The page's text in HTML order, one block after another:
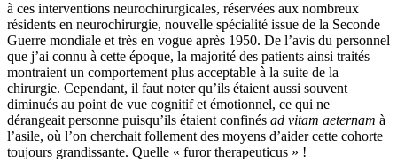
à ces interventions neurochirurgicales, réservées aux nombreux
résidents en neurochirurgie, nouvelle spécialité issue de la Seconde
Guerre mondiale et très en vogue après 1950. De l’avis du personnel
que j’ai connu à cette époque, la majorité des patients ainsi traités
montraient un comportement plus acceptable à la suite de la
chirurgie. Cependant, il faut noter qu’ils étaient aussi souvent
diminués au point de vue cognitif et émotionnel, ce qui ne
dérangeait personne puisqu’ils étaient confinés ad vitam aeternam à
l’asile, où l’on cherchait follement des moyens d’aider cette cohorte
toujours grandissante. Quelle « furor therapeuticus » !